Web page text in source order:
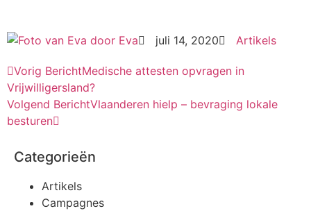
door Eva juli 14, 2020 Artikels
Vorig BerichtMedische attesten opvragen in
Vrijwilligersland?
Volgend BerichtVlaanderen hielp – bevraging lokale
besturen
Categorieën
Artikels
Campagnes